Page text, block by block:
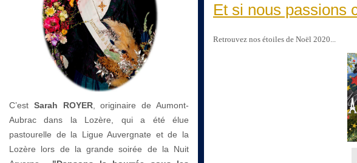
C’est Sarah ROYER, originaire de Aumont-
Aubrac dans la Lozère, qui a été élue
pastourelle de la Ligue Auvergnate et de la
Lozère lors de la grande soirée de la Nuit
Et si nous passions
Retrouvez nos étoiles de Noël 2020...